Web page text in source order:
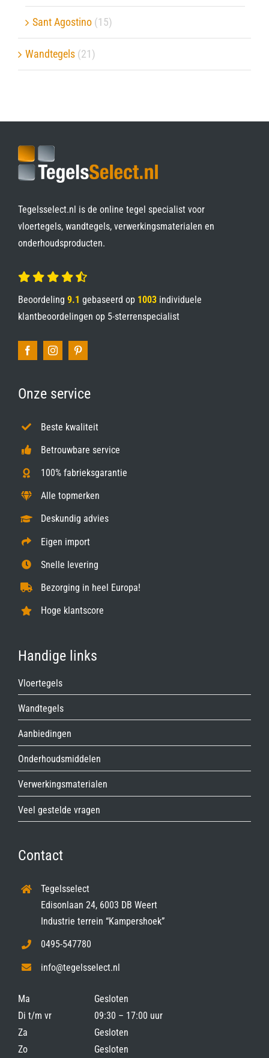
Sant Agostino (15)
Wandtegels (21)
Tegelsselect.nl is de online tegel specialist voor
vloertegels, wandtegels, verwerkingsmaterialen en
onderhoudsproducten.
Beoordeling 9.1 gebaseerd op 1003individuele
klantbeoordelingen op 5-sterrenspecialist
Onze service
Beste kwaliteit
Betrouwbare service
100% fabrieksgarantie
Alle topmerken
Deskundig advies
Eigen import
Snelle levering
Bezorging in heel Europa!
Hoge klantscore
Handige links
Vloertegels
Wandtegels
Aanbiedingen
Onderhoudsmiddelen
Verwerkingsmaterialen
Veel gestelde vragen
Contact
Tegelsselect
Edisonlaan 24, 6003 DB Weert
Industrie terrein “Kampershoek”
0495-547780
info@tegelsselect.nl
Ma
Gesloten
Di t/m vr
09:30 – 17:00 uur
Za
Gesloten
Zo
Gesloten